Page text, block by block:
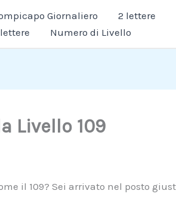
Giornaliero 2 lettere
Numero di Livello
Livello 109
il 109? Sei arrivato nel posto